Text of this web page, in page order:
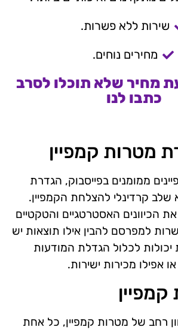
שירות ללא פשרות.
מחירים נוחים.
מחיר שלא תוכלו לסרב
כתבו לנו
מטרות קמפיין
ממומנים בפייסבוק, הגדרת
שלב קרדינלי להצלחת הקמפיין.
הכיוונים האסטרטגיים והטקטיים
למפרסם להבין אילו תוצאות יש
לכלול הגדלת המודעות
אפילו מכירות ישירות.
קמפיין
רחב של מטרות קמפיין, כל אחת